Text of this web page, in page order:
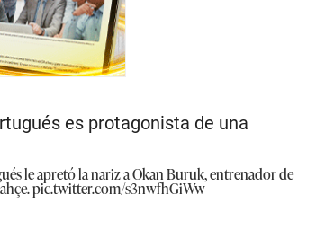
es protagonista de una
le apretó la nariz a Okan Buruk, entrenador de
pic.twitter.com/s3nwfhGiWw